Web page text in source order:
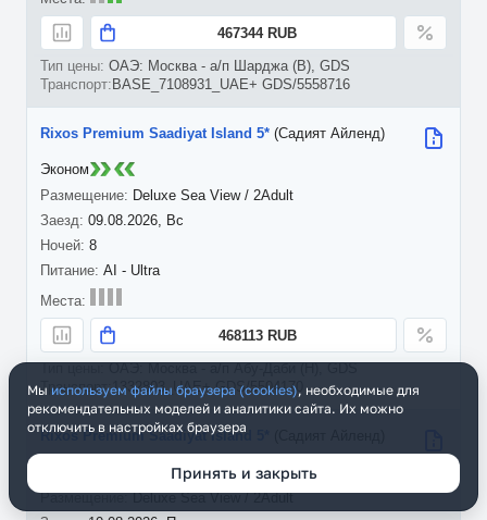
467344 RUB
ОАЭ: Москва - а/п Шарджа (B), GDS
BASE_7108931_UAE+ GDS/5558716
09.08.2026, Вс
8
Rixos Premium Saadiyat Island 5* (Садият Айленд)
Deluxe Sea View / 2Adult
AI - Ultra
468113 RUB
1332803_UAE+ GDS/5504170
Эконом
Rixos Premium Saadiyat Island 5*
Deluxe Sea View / 2Adult
Мы используем файлы браузера (cookies), необходимые для
рекомендательных моделей и аналитики сайта. Их можно
отключить в настройках браузера
Принять и закрыть